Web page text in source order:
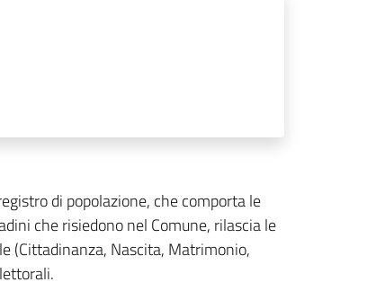
di popolazione, che comporta le
che risiedono nel Comune, rilascia le
(Cittadinanza, Nascita, Matrimonio,